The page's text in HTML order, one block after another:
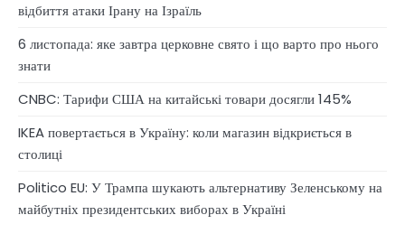
відбиття атаки Ірану на Ізраїль
6 листопада: яке завтра церковне свято і що варто про нього
знати
CNBC: Тарифи США на китайські товари досягли 145%
IKEA повертається в Україну: коли магазин відкриється в
столиці
Politico EU: У Трампа шукають альтернативу Зеленському на
майбутніх президентських виборах в Україні